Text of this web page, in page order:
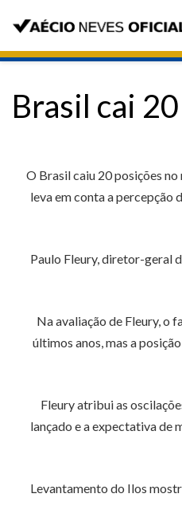
Brasil cai
O Brasil caiu 20 posições
leva em conta a percepção
Paulo Fleury, diretor-geral
Na avaliação de Fleury, o
últimos anos, mas a
Fleury atribui as
lançado e a expectativa de
Levantamento do Ilos